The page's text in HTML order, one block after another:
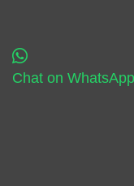
Chat on